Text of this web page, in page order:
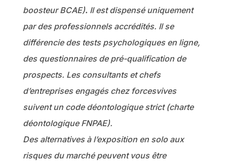
boosteur BCAE). Il est dispensé uniquement
par des professionnels accrédités. Il se
différencie des tests psychologiques en ligne,
des questionnaires de pré-qualification de
prospects. Les consultants et chefs
d’entreprises engagés chez forcesvives
suivent un code déontologique strict (charte
déontologique FNPAE).
Des alternatives à l’exposition en solo aux
risques du marché peuvent vous être